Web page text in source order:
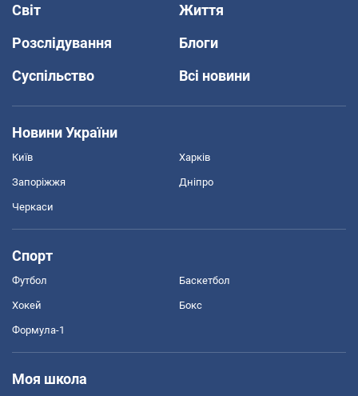
Світ
Життя
Розслідування
Блоги
Суспільство
Всі новини
Новини України
Київ Харків
Запоріжжя Дніпро
Черкаси
Спорт
Футбол Баскетбол
Хокей Бокс
Формула-1
Моя школа